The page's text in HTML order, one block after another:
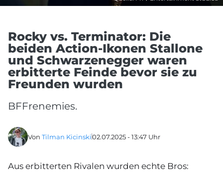
Rocky vs. Terminator: Die
beiden Action-Ikonen Stallone
und Schwarzenegger waren
erbitterte Feinde bevor sie zu
Freunden wurden
BFFrenemies.
Von Tilman Kicinski02.07.2025 - 13:47 Uhr
Aus erbitterten Rivalen wurden echte Bros: